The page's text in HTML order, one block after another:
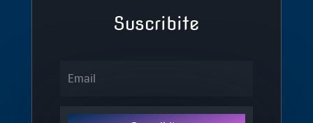
Suscribite